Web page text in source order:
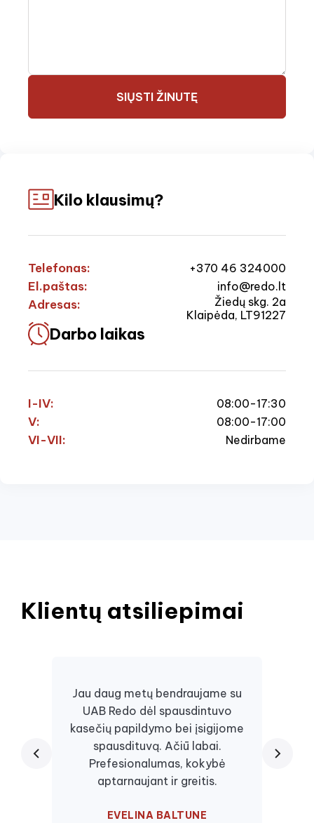
SIŲSTI ŽINUTĘ
Kilo klausimų?
Telefonas: +370 46 324000
El.paštas: info@redo.lt
Adresas:
Žiedų skg. 2a
Klaipėda, LT91227
Darbo laikas
I-IV: 08:00-17:30
V: 08:00-17:00
VI-VII: Nedirbame
Klientų atsiliepimai
Jau daug metų bendraujame su
UAB Redo dėl spausdintuvo
kasečių papildymo bei įsigijome
spausdituvą. Ačiū labai.
Prefesionalumas, kokybė
aptarnaujant ir greitis.
EVELINA BALTUNE